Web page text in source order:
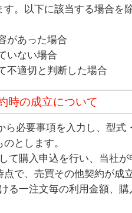
。以下に該当する場合を
があった場合
いない場合
不適切と判断した場合
時の成立について
ら必要事項を入力し、型
とします。
て購入申込を行い、当社
で、売買その他契約が成
る一注文毎の利用金額、